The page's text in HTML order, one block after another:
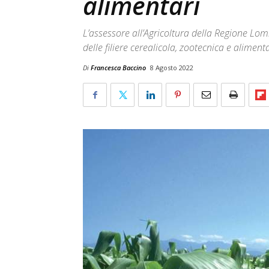
L’assessore all’Agricoltura della Regione
delle filiere cerealicola, zootecnica e
Di Francesca Baccino 8 Agosto 2022